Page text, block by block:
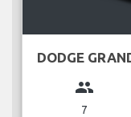
DODGE
group
7